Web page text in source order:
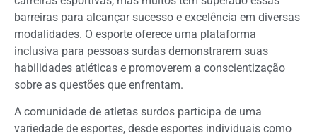
barreiras para alcançar sucesso e excelência em diversas
modalidades. O esporte oferece uma plataforma
inclusiva para pessoas surdas demonstrarem suas
habilidades atléticas e promoverem a conscientização
sobre as questões que enfrentam.
A comunidade de atletas surdos participa de uma
variedade de esportes, desde esportes individuais como